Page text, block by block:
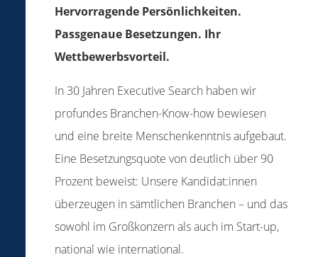
Hervorragende Persönlichkeiten.
Passgenaue Besetzungen. Ihr
Wettbewerbsvorteil.
In 30 Jahren Executive Search haben wir
profundes Branchen-Know-how bewiesen
und eine breite Menschenkenntnis aufgebaut.
Eine Besetzungsquote von deutlich über 90
Prozent beweist: Unsere Kandidat:innen
überzeugen in sämtlichen Branchen – und das
sowohl im Großkonzern als auch im Start-up,
national wie international.